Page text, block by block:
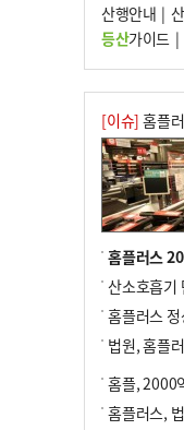
9
외국인 선
우려가 현
10 교육혁신
색에 교육
산행안내 |
등산가이드|
[이슈] 홈플
홈플러스
홈플러스
법원, 홈플